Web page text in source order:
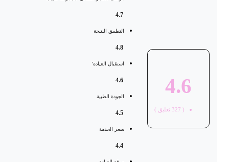
4.6
327 تعليق )
التطبيق النتيجة
استقبال العيادة'
الجودة الطبية
سعر الخدمة